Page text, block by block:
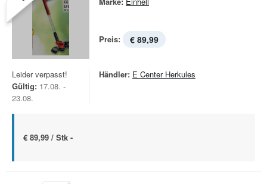
Preis: € 89,99
Leider verpasst!
Gültig: 17.08. -
23.08.
Händler: E Center Herkules
€ 89,99 / Stk -